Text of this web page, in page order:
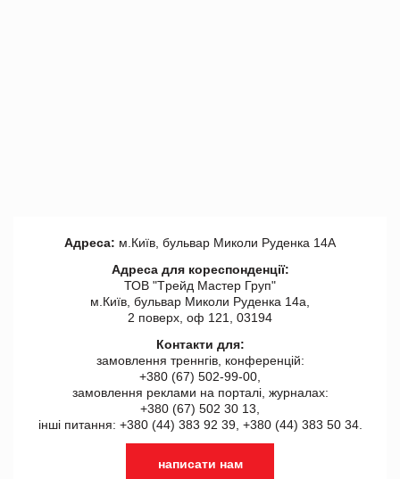
Адреса: м.Київ, бульвар Миколи Руденка 14А
Адреса для кореспонденції:
ТОВ "Tрейд Мастер Груп"
м.Київ, бульвар Миколи Руденка 14а,
2 поверх, оф 121, 03194
Контакти для:
замовлення треннгів, конференцій:
+380 (67) 502-99-00,
замовлення реклами на порталі, журналах:
+380 (67) 502 30 13,
інші питання: +380 (44) 383 92 39, +380 (44) 383 50 34.
написати нам